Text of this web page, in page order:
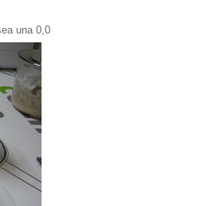
una 0,0